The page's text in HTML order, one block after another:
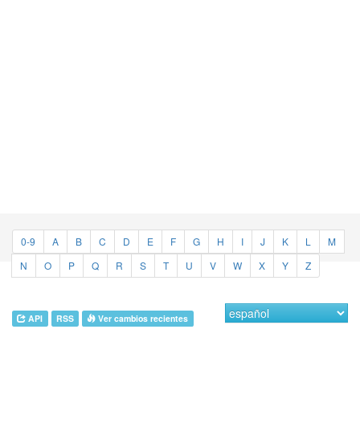
0-9 A B C D E F G H I J K L
M
N
O P Q R S T U V W X Y Z
API RSS Ver cambios recientes